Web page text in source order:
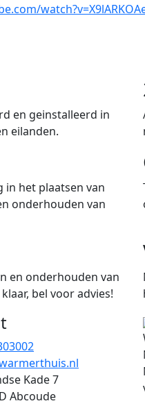
en geinstalleerd in
eilanden.
in het plaatsen van
onderhouden van
en onderhouden van
bel voor advies!
Kade 7
Abcoude